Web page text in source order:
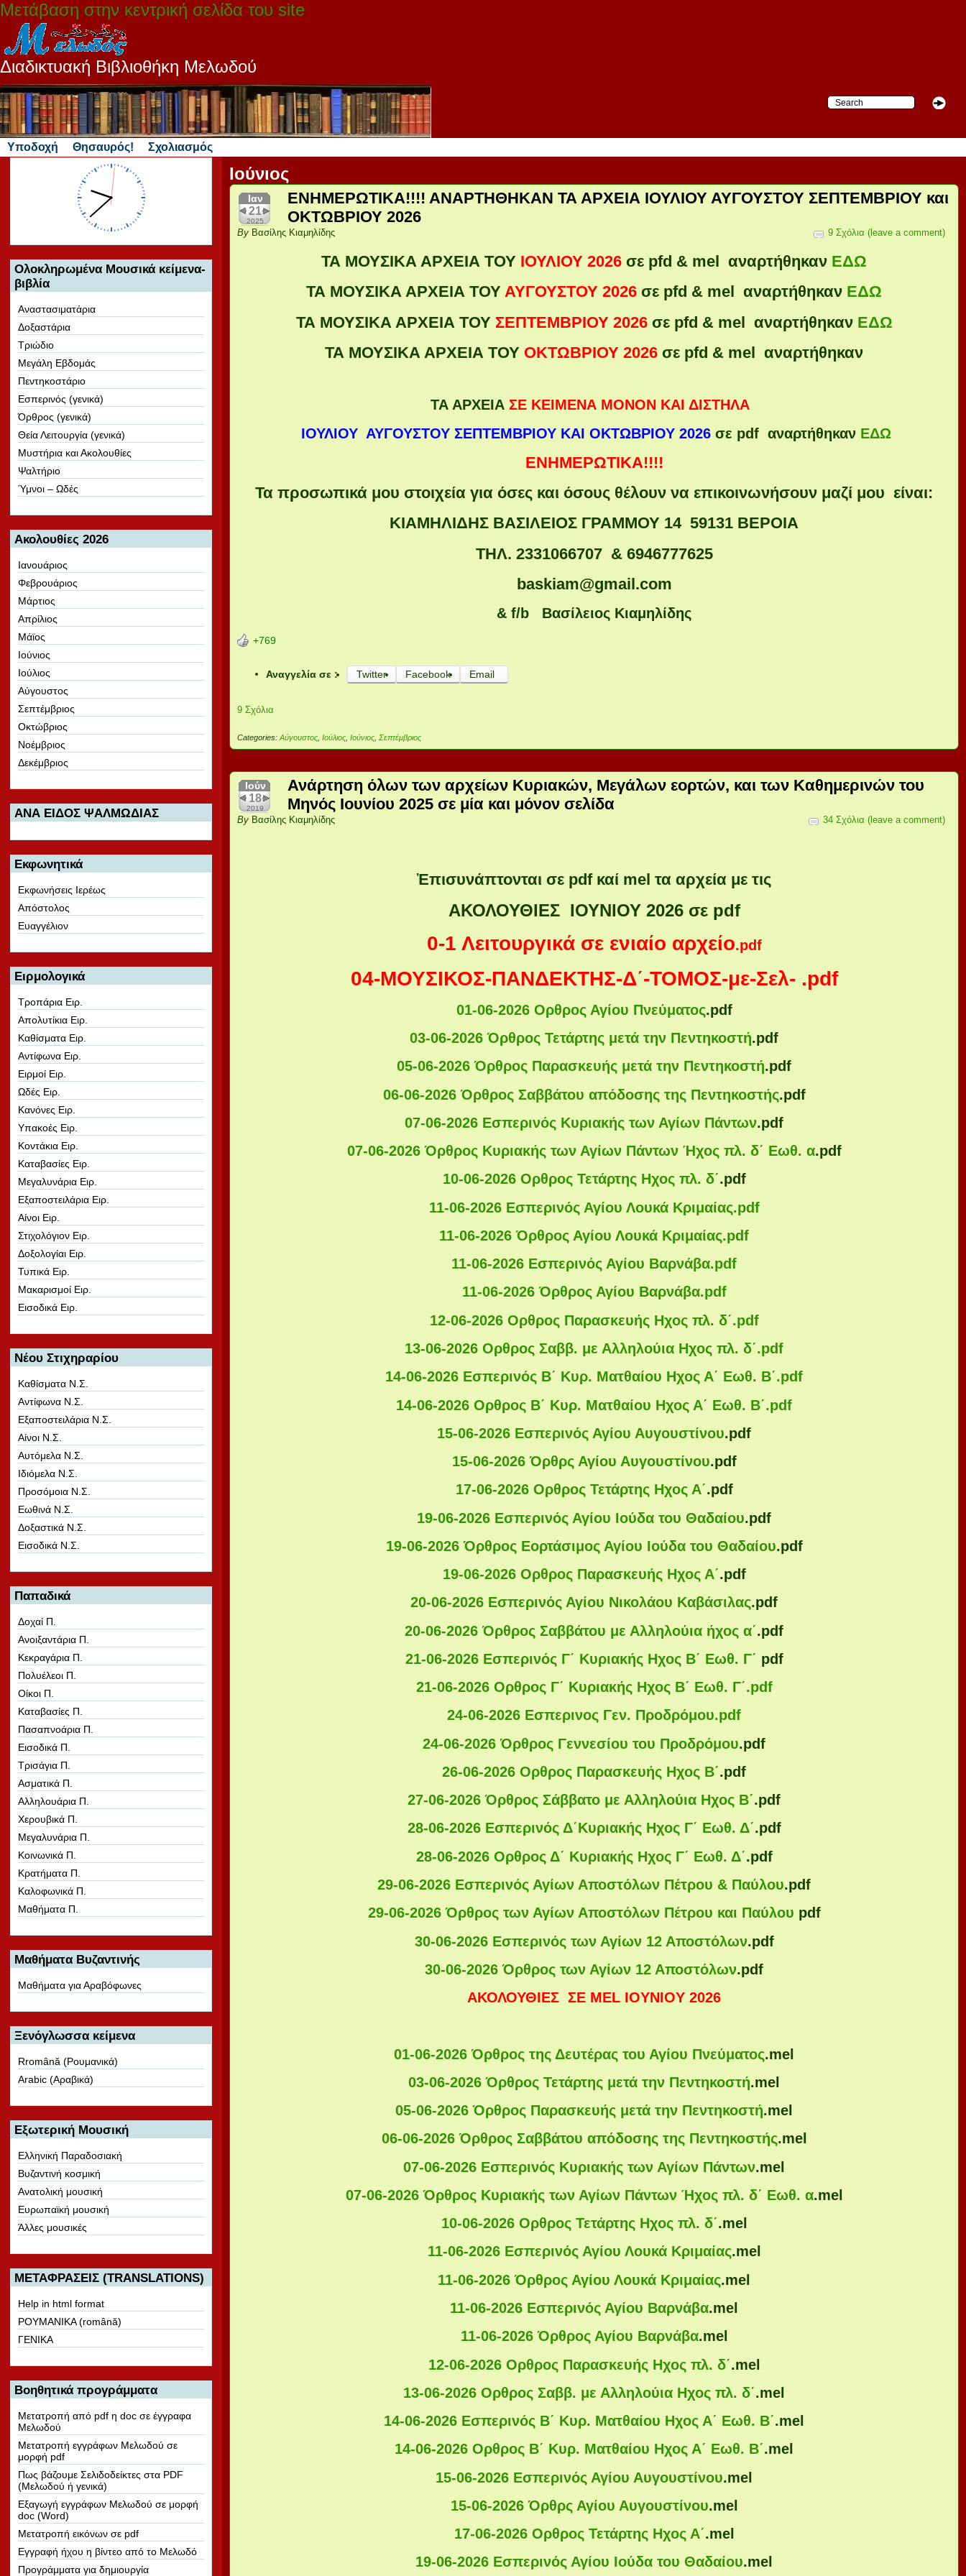
Μετάβαση στην κεντρική σελίδα του site
Διαδικτυακή Βιβλιοθήκη Μελωδού
Υποδοχή Θησαυρός! Σχολιασμός
Ολοκληρωμένα Μουσικά κείμενα-
βιβλία
Αναστασιματάρια
Δοξαστάρια
Τριώδιο
Μεγάλη Εβδομάς
Πεντηκοστάριο
Εσπερινός (γενικά)
Όρθρος (γενικά)
Θεία Λειτουργία (γενικά)
Μυστήρια και Ακολουθίες
Ψαλτήριο
Ύμνοι – Ωδές
Ακολουθίες 2026
Ιανουάριος
Φεβρουάριος
Μάρτιος
Απρίλιος
Μάϊος
Ιούνιος
Ιούλιος
Αύγουστος
Σεπτέμβριος
Οκτώβριος
Νοέμβριος
Δεκέμβριος
ΑΝΑ ΕΙΔΟΣ ΨΑΛΜΩΔΙΑΣ
Εκφωνητικά
Εκφωνήσεις Ιερέως
Απόστολος
Ευαγγέλιον
Ειρμολογικά
Τροπάρια Ειρ.
Απολυτίκια Ειρ.
Καθίσματα Ειρ.
Αντίφωνα Ειρ.
Ειρμοί Ειρ.
Ωδές Ειρ.
Κανόνες Ειρ.
Υπακοές Ειρ.
Κοντάκια Ειρ.
Καταβασίες Ειρ.
Μεγαλυνάρια Ειρ.
Εξαποστειλάρια Ειρ.
Αίνοι Ειρ.
Στιχολόγιον Ειρ.
Δοξολογίαι Ειρ.
Τυπικά Ειρ.
Μακαρισμοί Ειρ.
Εισοδικά Ειρ.
Νέου Στιχηραρίου
Καθίσματα Ν.Σ.
Αντίφωνα Ν.Σ.
Εξαποστειλάρια Ν.Σ.
Αίνοι Ν.Σ.
Αυτόμελα Ν.Σ.
Ιδιόμελα Ν.Σ.
Προσόμοια Ν.Σ.
Εωθινά Ν.Σ.
Δοξαστικά Ν.Σ.
Εισοδικά Ν.Σ.
Παπαδικά
Δοχαί Π.
Ανοιξαντάρια Π.
Κεκραγάρια Π.
Πολυέλεοι Π.
Οίκοι Π.
Καταβασίες Π.
Πασαπνοάρια Π.
Εισοδικά Π.
Τρισάγια Π.
Ασματικά Π.
Αλληλουάρια Π.
Χερουβικά Π.
Μεγαλυνάρια Π.
Κοινωνικά Π.
Κρατήματα Π.
Καλοφωνικά Π.
Μαθήματα Π.
Μαθήματα Βυζαντινής
Μαθήματα για Αραβόφωνες
Ξενόγλωσσα κείμενα
Rromână (Ρουμανικά)
Arabic (Αραβικά)
Εξωτερική Μουσική
Ελληνική Παραδοσιακή
Βυζαντινή κοσμική
Ανατολική μουσική
Ευρωπαϊκή μουσική
Άλλες μουσικές
ΜΕΤΑΦΡΑΣΕΙΣ (TRANSLATIONS)
Help in html format
ΡΟΥΜΑΝΙΚΑ (română)
ΓΕΝΙΚΑ
Βοηθητικά προγράμματα
Μετατροπή από pdf η doc σε έγγραφα
Μελωδού
Μετατροπή εγγράφων Μελωδού σε
μορφή pdf
Πως βάζουμε Σελιδοδείκτες στα PDF
(Μελωδού ή γενικά)
Εξαγωγή εγγράφων Μελωδού σε μορφή
doc (Word)
Μετατροπή εικόνων σε pdf
Εγγραφή ήχου η βίντεο από το Μελωδό
Προγράμματα για δημιουργία
Ιούνιος
Ιαν
21
2025
ΕΝΗΜΕΡΩΤΙΚΑ!!!! ΑΝΑΡΤΗΘΗΚΑΝ ΤΑ ΑΡΧΕΙΑ ΙΟΥΛΙΟΥ ΑΥΓΟΥΣΤΟΥ ΣΕΠΤΕΜΒΡΙΟΥ και
ΟΚΤΩΒΡΙΟΥ 2026
By Βασίλης Κιαμηλίδης 9 Σχόλια (leave a comment)
ΤΑ ΜΟΥΣΙΚΑ ΑΡΧΕΙΑ ΤΟΥ ΙΟΥΛΙΟΥ 2026 σε pfd & mel αναρτήθηκαν ΕΔΩ
ΤΑ ΜΟΥΣΙΚΑ ΑΡΧΕΙΑ ΤΟΥΑΥΓΟΥΣΤΟΥ 2026 σε pfd & mel αναρτήθηκαν ΕΔΩ
ΤΑ ΜΟΥΣΙΚΑ ΑΡΧΕΙΑ ΤΟΥ ΣΕΠΤΕΜΒΡΙΟΥ 2026σε pfd & mel αναρτήθηκαν ΕΔΩ
ΤΑ ΜΟΥΣΙΚΑ ΑΡΧΕΙΑ ΤΟΥ ΟΚΤΩΒΡΙΟΥ 2026 σε pfd & mel αναρτήθηκαν
ΤΑ ΑΡΧΕΙΑ ΣΕ ΚΕΙΜΕΝΑ ΜΟΝΟΝ ΚΑΙ ΔΙΣΤΗΛΑ
ΙΟΥΛΙΟΥ ΑΥΓΟΥΣΤΟΥ ΣΕΠΤΕΜΒΡΙΟΥ ΚΑΙ ΟΚΤΩΒΡΙΟΥ 2026 σε pdf αναρτήθηκαν ΕΔΩ
ΕΝΗΜΕΡΩΤΙΚΑ!!!!
Τα προσωπικά μου στοιχεία για όσες και όσους θέλουν να επικοινωνήσουν μαζί μου είναι:
ΚΙΑΜΗΛΙΔΗΣ ΒΑΣΙΛΕΙΟΣ ΓΡΑΜΜΟΥ 14 59131 ΒΕΡΟΙΑ
ΤΗΛ. 2331066707 & 6946777625
baskiam@gmail.com
& f/b Βασίλειος Κιαμηλίδης
replique montre france
rolex replica
+769
Αναγγελία σε : Twitter Facebook Email
9 Σχόλια
Categories:Αύγουστος,Ιούλιος,Ιούνιος,Σεπτέμβριος
Ιούν
18
2019
Ανάρτηση όλων των αρχείων Κυριακών, Μεγάλων εορτών, και των Καθημερινών του
Μηνός Ιουνίου 2025 σε μία και μόνον σελίδα
By Βασίλης Κιαμηλίδης 34 Σχόλια (leave a comment)
Ἐπισυνάπτονται σε pdf καί mel τα αρχεία με τις
ΑΚΟΛΟΥΘΙΕΣ ΙΟΥΝΙΟΥ 2026 σε pdf
0-1 Λειτουργικά σε ενιαίο αρχείο.pdf
04-ΜΟΥΣΙΚΟΣ-ΠΑΝΔΕΚΤΗΣ-Δ΄-ΤΟΜΟΣ-με-Σελ- .pdf
01-06-2026 Ορθρος Αγίου Πνεύματος.pdf
03-06-2026 Όρθρος Τετάρτης μετά την Πεντηκοστή.pdf
05-06-2026 Όρθρος Παρασκευής μετά την Πεντηκοστή.pdf
06-06-2026 Όρθρος Σαββάτου απόδοσης της Πεντηκοστής.pdf
07-06-2026 Εσπερινός Κυριακής των Αγίων Πάντων.pdf
07-06-2026 Όρθρος Κυριακής των Αγίων Πάντων Ήχος πλ. δ΄ Εωθ. α.pdf
10-06-2026 Ορθρος Τετάρτης Ηχος πλ. δ΄.pdf
11-06-2026 Εσπερινός Αγίου Λουκά Κριμαίας.pdf
11-06-2026 Όρθρος Αγίου Λουκά Κριμαίας.pdf
11-06-2026 Εσπερινός Αγίου Βαρνάβα.pdf
11-06-2026 Όρθρος Αγίου Βαρνάβα.pdf
12-06-2026 Ορθρος Παρασκευής Ηχος πλ. δ΄.pdf
13-06-2026 Ορθρος Σαββ. με Αλληλούια Ηχος πλ. δ΄.pdf
14-06-2026 Εσπερινός Β΄ Κυρ. Ματθαίου Ηχος Α΄ Εωθ. Β΄.pdf
14-06-2026 Ορθρος Β΄ Κυρ. Ματθαίου Ηχος Α΄ Εωθ. Β΄.pdf
15-06-2026 Εσπερινός Αγίου Αυγουστίνου.pdf
15-06-2026 Όρθρς Αγίου Αυγουστίνου.pdf
17-06-2026 Ορθρος Τετάρτης Ηχος Α΄.pdf
19-06-2026 Εσπερινός Αγίου Ιούδα του Θαδαίου.pdf
19-06-2026 Όρθρος Εορτάσιμος Αγίου Ιούδα του Θαδαίου.pdf
19-06-2026 Ορθρος Παρασκευής Ηχος Α΄.pdf
20-06-2026 Εσπερινός Αγίου Νικολάου Καβάσιλας.pdf
20-06-2026 Όρθρος Σαββάτου με Αλληλούια ήχος α΄.pdf
21-06-2026 Εσπερινός Γ΄ Κυριακής Ηχος Β΄ Εωθ. Γ΄ pdf
21-06-2026 Ορθρος Γ΄ Κυριακής Ηχος Β΄ Εωθ. Γ΄.pdf
24-06-2026 Εσπερινος Γεν. Προδρόμου.pdf
24-06-2026 Όρθρος Γεννεσίου του Προδρόμου.pdf
26-06-2026 Ορθρος Παρασκευής Ηχος Β΄.pdf
27-06-2026 Όρθρος Σάββατο με Αλληλούια Ηχος Β΄.pdf
28-06-2026 Εσπερινός Δ΄Κυριακής Ηχος Γ΄ Εωθ. Δ΄.pdf
28-06-2026 Ορθρος Δ΄ Κυριακής Ηχος Γ΄ Εωθ. Δ΄.pdf
29-06-2026 Εσπερινός Αγίων Αποστόλων Πέτρου & Παύλου.pdf
29-06-2026 Όρθρος των Αγίων Αποστόλων Πέτρου και Παύλου pdf
30-06-2026 Εσπερινός των Αγίων 12 Αποστόλων.pdf
30-06-2026 Όρθρος των Αγίων 12 Αποστόλων.pdf
ΑΚΟΛΟΥΘΙΕΣ ΣΕ MEL IOYNΙOY 2026
01-06-2026 Όρθρος της Δευτέρας του Αγίου Πνεύματος.mel
03-06-2026 Όρθρος Τετάρτης μετά την Πεντηκοστή.mel
05-06-2026 Όρθρος Παρασκευής μετά την Πεντηκοστή.mel
06-06-2026 Όρθρος Σαββάτου απόδοσης της Πεντηκοστής.mel
07-06-2026 Εσπερινός Κυριακής των Αγίων Πάντων.mel
07-06-2026 Όρθρος Κυριακής των Αγίων Πάντων Ήχος πλ. δ΄ Εωθ. α.mel
10-06-2026 Ορθρος Τετάρτης Ηχος πλ. δ΄.mel
11-06-2026 Εσπερινός Αγίου Λουκά Κριμαίας.mel
11-06-2026 Όρθρος Αγίου Λουκά Κριμαίας.mel
11-06-2026 Εσπερινός Αγίου Βαρνάβα.mel
11-06-2026 Όρθρος Αγίου Βαρνάβα.mel
12-06-2026 Ορθρος Παρασκευής Ηχος πλ. δ΄.mel
13-06-2026 Ορθρος Σαββ. με Αλληλούια Ηχος πλ. δ΄.mel
14-06-2026 Εσπερινός Β΄ Κυρ. Ματθαίου Ηχος Α΄ Εωθ. Β΄.mel
14-06-2026 Ορθρος Β΄ Κυρ. Ματθαίου Ηχος Α΄ Εωθ. Β΄.mel
15-06-2026 Εσπερινός Αγίου Αυγουστίνου.mel
15-06-2026 Όρθρς Αγίου Αυγουστίνου.mel
17-06-2026 Ορθρος Τετάρτης Ηχος Α΄.mel
19-06-2026 Εσπερινός Αγίου Ιούδα του Θαδαίου.mel